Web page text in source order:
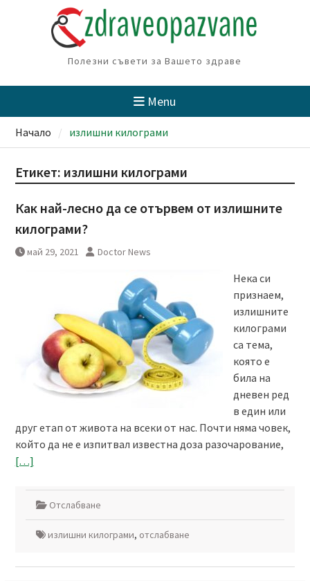
Полезни съвети за Вашето здраве
Menu
Начало излишни килограми
Етикет: излишни килограми
Как най-лесно да се отървем от излишните
килограми?
май 29, 2021 Doctor News
Нека си
признаем,
излишните
килограми
са тема,
която е
била на
дневен ред
в един или
друг етап от живота на всеки от нас. Почти няма човек,
който да не е изпитвал известна доза разочарование,
[…]
Отслабване
излишни килограми, отслабване